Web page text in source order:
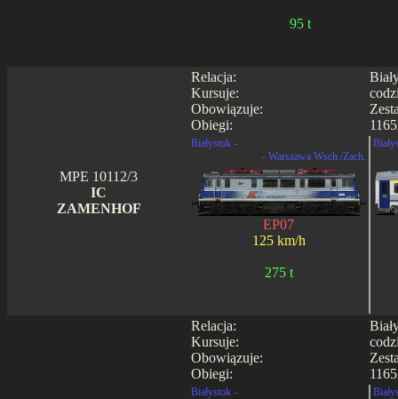
95 t
Relacja:
Kursuje:
Obowiązuje:
Obiegi:
MPE 10112/3
IC
ZAMENHOF
Białystok -
- Warszawa Wsch./Zach.
EP07
125 km/h
275 t
Relacja:
Kursuje:
Obowiązuje:
Obiegi:
Białystok -